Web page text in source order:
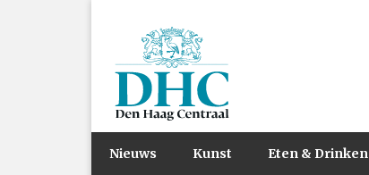
Nieuws Kunst Eten & Drinken